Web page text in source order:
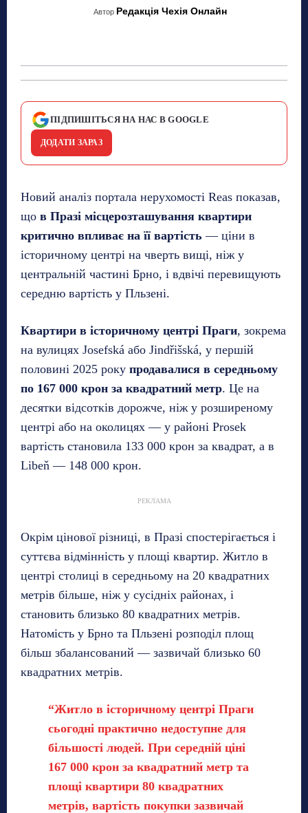
Автор Редакція Чехія Онлайн
ПІДПИШІТЬСЯ НА НАС В GOOGLE
ДОДАТИ ЗАРАЗ
Новий аналіз портала нерухомості Reas показав,
що в Празі місцерозташування квартири
критично впливає на її вартість — ціни в
історичному центрі на чверть вищі, ніж у
центральній частині Брно, і вдвічі перевищують
середню вартість у Пльзені.
Квартири в історичному центрі Праги, зокрема
на вулицях Josefská або Jindřišská, у першій
половині 2025 року продавалися в середньому
по 167 000 крон за квадратний метр. Це на
десятки відсотків дорожче, ніж у розширеному
центрі або на околицях — у районі Prosek
вартість становила 133 000 крон за квадрат, а в
Libeň — 148 000 крон.
РЕКЛАМА
Окрім цінової різниці, в Празі спостерігається і
суттєва відмінність у площі квартир. Житло в
центрі столиці в середньому на 20 квадратних
метрів більше, ніж у сусідніх районах, і
становить близько 80 квадратних метрів.
Натомість у Брно та Пльзені розподіл площ
більш збалансований — зазвичай близько 60
квадратних метрів.
“Житло в історичному центрі Праги
сьогодні практично недоступне для
більшості людей. При середній ціні
167 000 крон за квадратний метр та
площі квартири 80 квадратних
метрів, вартість покупки зазвичай